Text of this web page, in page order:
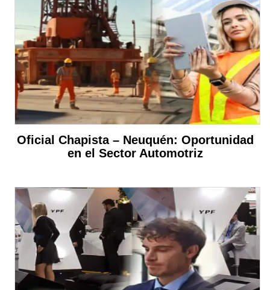
Oficial Chapista – Neuquén: Oportunidad
en el Sector Automotriz